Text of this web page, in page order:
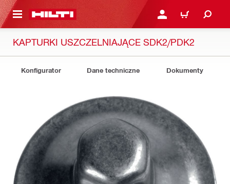
GŁÓWNEJ ZALOGUJ SIĘ LUB
KOSZYK
KAPTURKI USZCZELNIAJĄCE SDK2/PDK2
Konfigurator Dane techniczne Dokumenty